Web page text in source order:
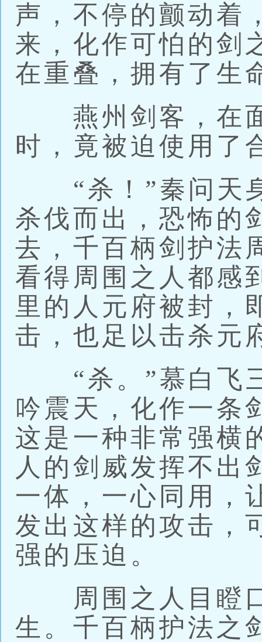
声，不停的颤动着
来，化作可怕的剑
在重叠，拥有了生
燕州剑客，在面
时，竟被迫使用了
“杀！”秦问天
杀伐而出，恐怖的
去，千百柄剑护法
看得周围之人都感
里的人元府被封，
击，也足以击杀元
“杀。”慕白飞
吟震天，化作一条
这是一种非常强横
人的剑威发挥不出
一体，一心同用，
发出这样的攻击，
强的压迫。
周围之人目瞪口
生。千百柄护法之